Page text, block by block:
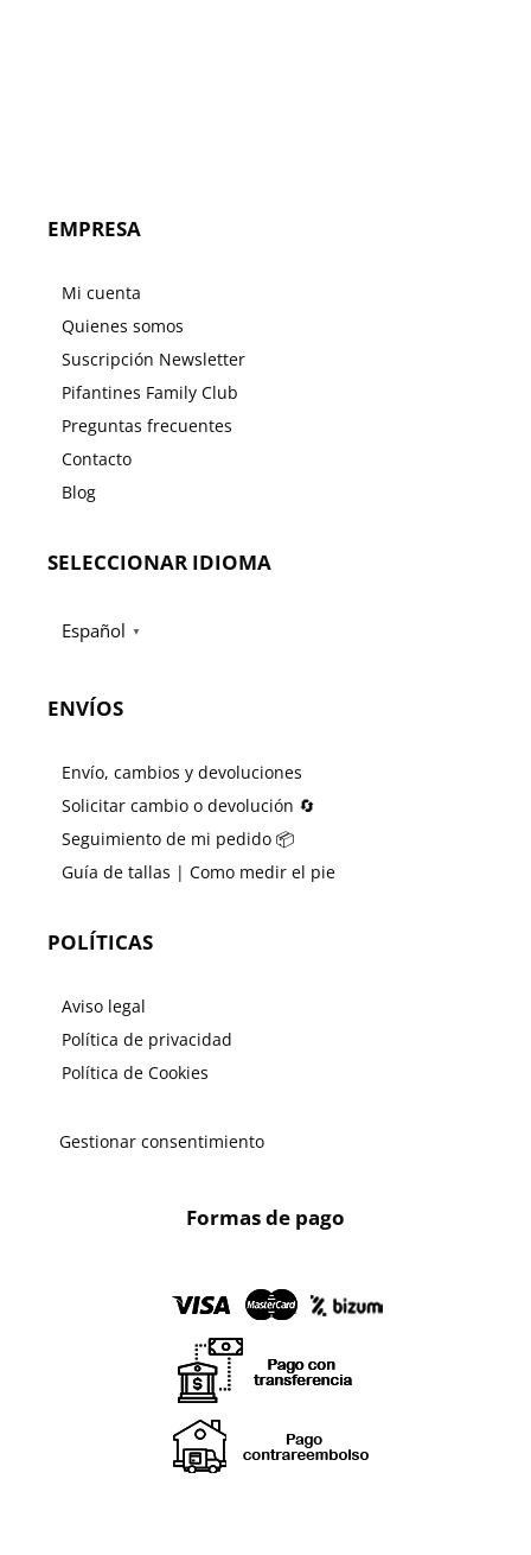
EMPRESA
Mi cuenta
Quienes somos
Suscripción Newsletter
Pifantines Family Club
Preguntas frecuentes
Contacto
Blog
SELECCIONAR IDIOMA
Español ▼
ENVÍOS
Envío, cambios y devoluciones
Solicitar cambio o devolución 🔄
Seguimiento de mi pedido 📦
Guía de tallas | Como medir el pie
POLÍTICAS
Aviso legal
Política de privacidad
Política de Cookies
Gestionar consentimiento
Formas de pago